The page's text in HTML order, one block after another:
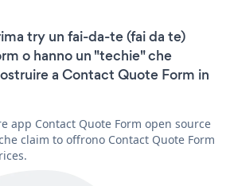
try un fai-da-te (fai da te)
o hanno un "techie" che
a Contact Quote Form in
app Contact Quote Form open source
claim to offrono Contact Quote Form